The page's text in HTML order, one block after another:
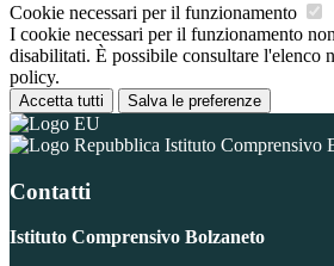
Cookie necessari per il funzionamento
I cookie necessari per il funzionamento
disabilitati. È possibile consultare l'elenco
policy.
Accetta tutti Salva le preferenze
Istituto Comprensivo
Contatti
Istituto Comprensivo Bolzaneto